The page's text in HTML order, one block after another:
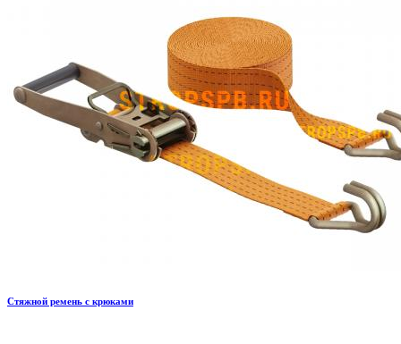
Стяжной ремень с крюками